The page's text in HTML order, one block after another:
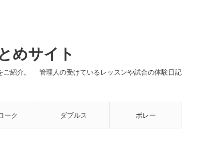
めサイト
ご紹介。 管理人の受けているレッスンや試合の体験日記
ーク ダブルス ボレー